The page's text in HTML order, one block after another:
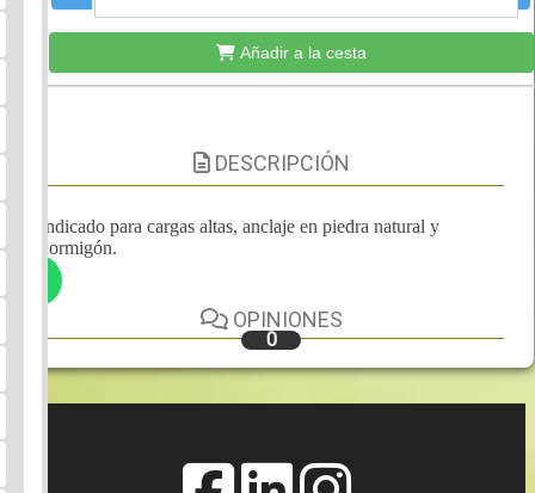
Añadir a la cesta
DESCRIPCIÓN
Indicado para cargas altas, anclaje en piedra natural y
hormigón.
OPINIONES
0